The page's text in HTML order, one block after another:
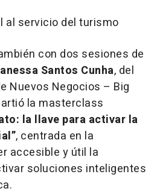
al servicio del turismo
con dos sesiones de
Santos Cunha, del
Nuevos Negocios – Big
la masterclass
la llave para activar la
, centrada en la
accesible y útil la
soluciones inteligentes